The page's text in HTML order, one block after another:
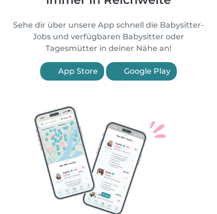
Sehe dir über unsere App schnell die Babysitter-
Jobs und verfügbaren Babysitter oder
Tagesmütter in deiner Nähe an!
App Store Google Play